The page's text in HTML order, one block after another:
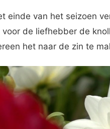
einde van het seizoen
de liefhebber de
het naar de zin te